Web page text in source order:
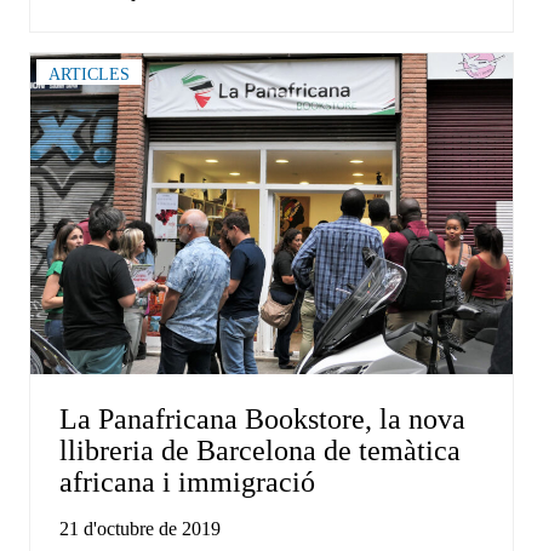
ARTICLES
La Panafricana Bookstore, la nova
llibreria de Barcelona de temàtica
africana i immigració
21 d'octubre de 2019